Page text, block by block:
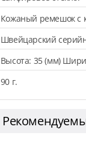
Кожаный ремешок с
Швейцарский
Высота: 35 (мм)
90 г.